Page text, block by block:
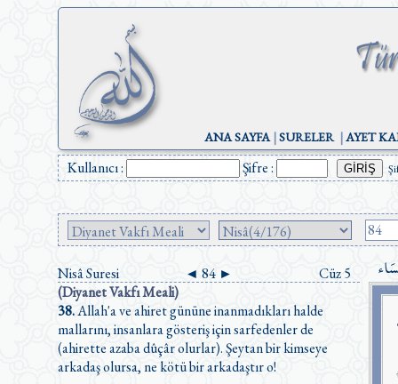
ANA SAYFA|SURELER|AYET
Kullanıcı : Şifre :
Nisâ Suresi ◄ 84 ►
Cüz 5
(Diyanet Vakfı Meali)
38.Allah'a ve ahiret gününe inanmadıkları halde
mallarını, insanlara gösteriş için sarfedenler de
(ahirette azaba dûçâr olurlar). Şeytan bir kimseye
arkadaş olursa, ne kötü bir arkadaştır o!